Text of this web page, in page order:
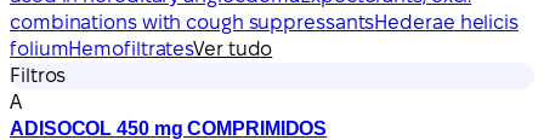
combinations with cough suppressantsHederae helicis
foliumHemofiltratesVer tudo
Filtros
A
ADISOCOL 450 mg COMPRIMIDOS